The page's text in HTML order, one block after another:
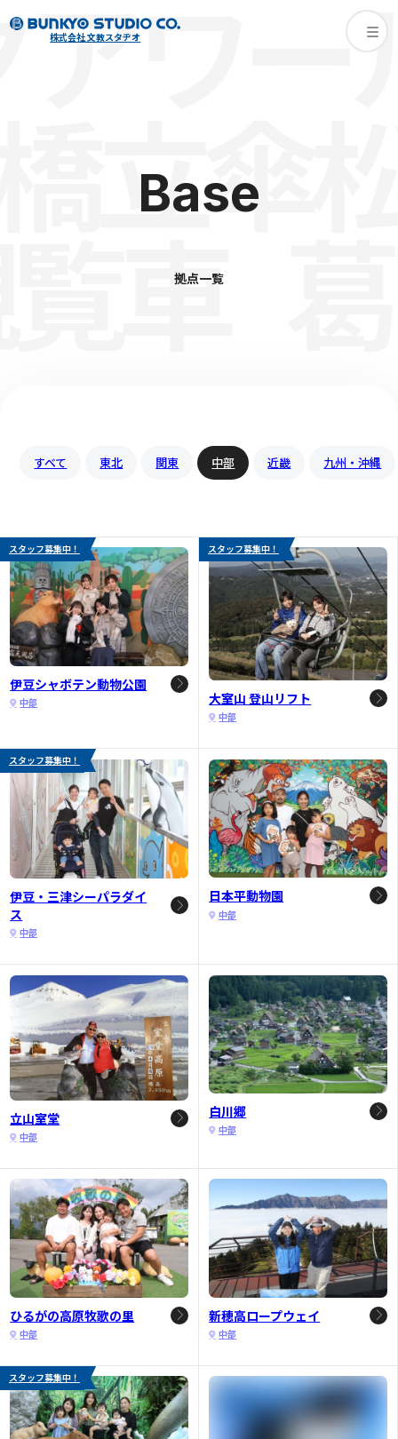
株式会社 文教スタヂオール
松公
葛
Base
拠点一覧
すべて 東北 関東 中部 近畿 九州・沖縄
スタッフ募集中！
伊豆シャボテン動物公園
中部
スタッフ募集中！
大室山 登山リフト
中部
スタッフ募集中！
伊豆・三津シーパラダイ
ス
中部
日本平動物園
中部
立山室堂
中部
白川郷
中部
ひるがの高原牧歌の里
中部
新穂高ロープウェイ
中部
スタッフ募集中！